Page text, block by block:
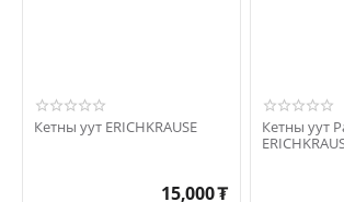
Кетны уут ERICHKRAUSE
15,000₮
Кетны уут